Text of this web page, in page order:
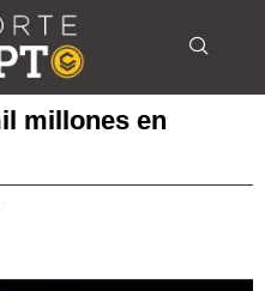
millones en